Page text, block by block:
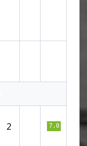
2 7.0